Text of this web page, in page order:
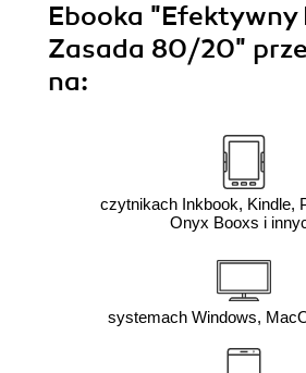
Ebooka "Efektywny
Zasada 80/20"
na:
czytnikach Inkbook, Kindle,
Onyx Booxs i
systemach Windows,